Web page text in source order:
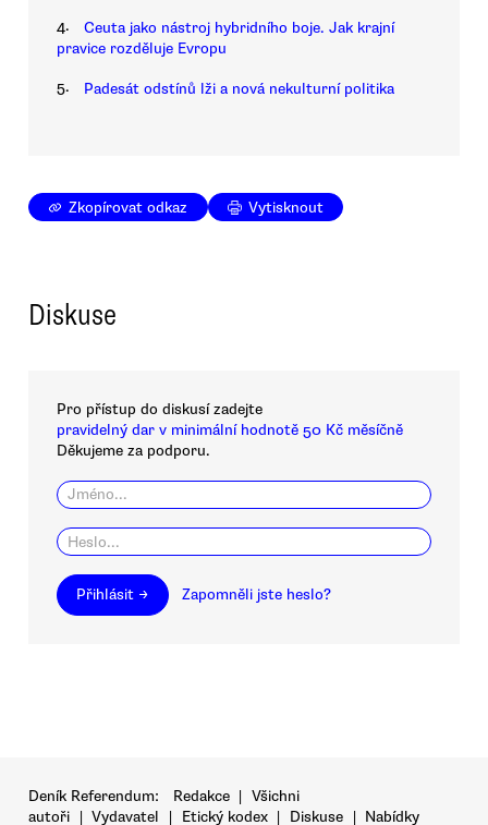
4.
Ceuta jako nástroj hybridního boje. Jak krajní
pravice rozděluje Evropu
5. Padesát odstínů lži a nová nekulturní politika
Zkopírovat odkaz Vytisknout
Diskuse
Pro přístup do diskusí zadejte
pravidelný dar v minimální hodnotě 50 Kč měsíčně
Děkujeme za podporu.
Přihlásit → Zapomněli jste heslo?
Deník Referendum: Redakce | Všichni
autoři | Vydavatel | Etický kodex | Diskuse | Nabídky